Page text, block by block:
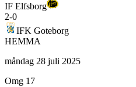
IF Elfsborg
2-0
IFK Goteborg
HEMMA
måndag 28 juli 2025
Omg 17